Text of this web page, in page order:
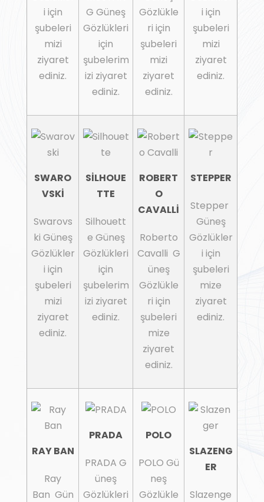
i için
şubeleri
mizi
ziyaret
ediniz.
G Güneş
Gözlükleri
için
şubelerim
izi ziyaret
ediniz.
Gözlükle
ri için
şubeleri
mizi
ziyaret
ediniz.
i için
şubeleri
mizi
ziyaret
ediniz.
SWARO
VSKİ
Swarovs
ki Güneş
Gözlükler
i için
şubeleri
mizi
ziyaret
ediniz.
SİLHOUE
TTE
Silhouett
e Güneş
Gözlükleri
için
şubelerim
izi ziyaret
ediniz.
ROBERT
O
CAVALLİ
Roberto
Cavalli G
üneş
Gözlükle
ri için
şubeleri
mize
ziyaret
ediniz.
STEPPER
Stepper
Güneş
Gözlükler
i için
şubeleri
mize
ziyaret
ediniz.
RAY BAN
Ray
Ban Gün
PRADA
PRADA G
üneş
Gözlükleri
POLO
POLO Gü
neş
Gözlükle
SLAZENG
ER
Slazenge